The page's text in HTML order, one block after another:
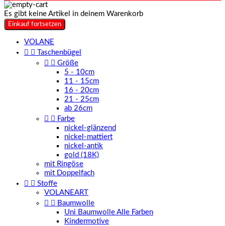
Es gibt keine Artikel in deinem Warenkorb
Einkauf fortsetzen
VOLANE
 
Taschenbügel
  Größe
5 - 10cm
11 - 15cm
16 - 20cm
21 - 25cm
ab 26cm
  Farbe
nickel-glänzend
nickel-mattiert
nickel-antik
gold (18K)
mit Ringöse
mit Doppelfach
  Stoffe
VOLANEART
  Baumwolle
Uni Baumwolle Alle Farben
Kindermotive